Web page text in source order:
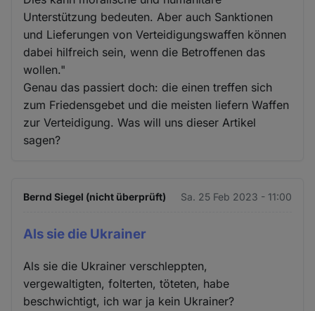
Unterstützung bedeuten. Aber auch Sanktionen
und Lieferungen von Verteidigungswaffen können
dabei hilfreich sein, wenn die Betroffenen das
wollen."
Genau das passiert doch: die einen treffen sich
zum Friedensgebet und die meisten liefern Waffen
zur Verteidigung. Was will uns dieser Artikel
sagen?
Bernd Siegel (nicht überprüft) Sa. 25 Feb 2023 - 11:00
Als sie die Ukrainer
Als sie die Ukrainer verschleppten,
vergewaltigten, folterten, töteten, habe
beschwichtigt, ich war ja kein Ukrainer?